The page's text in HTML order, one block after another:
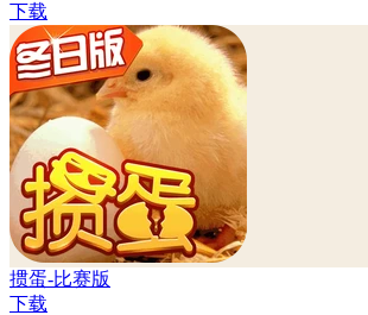
下载
掼蛋-比赛版
下载